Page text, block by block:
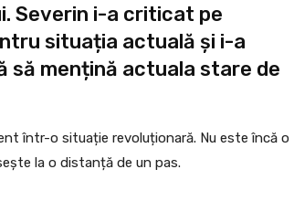
Severin i-a criticat pe
situația actuală și i-a
să mențină actuala stare de
într-o situație revoluționară. Nu este încă o
la o distanță de un pas.